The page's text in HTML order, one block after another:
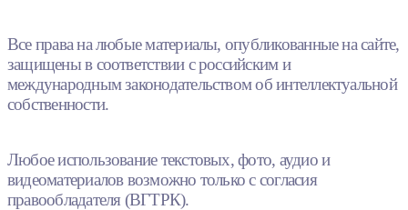
Все права на любые материалы, опубликованные на сайте,
защищены в соответствии с российским и
международным законодательством об интеллектуальной
собственности.
Любое использование текстовых, фото, аудио и
видеоматериалов возможно только с согласия
правообладателя (ВГТРК).